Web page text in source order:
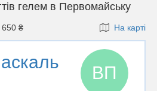
гелем в Первомайську
650 ₴ На карті
ВП